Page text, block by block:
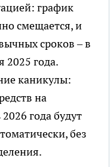
график
смещается, и
сроков – в
2025 года.
каникулы:
на
года будут
без